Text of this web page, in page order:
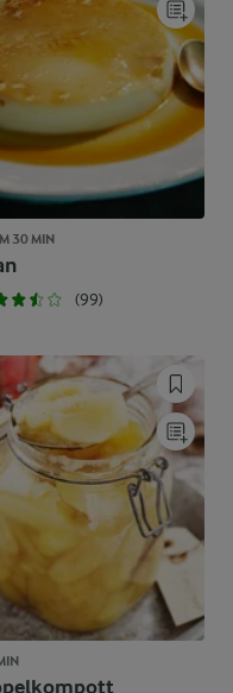
30 MIN
(99)